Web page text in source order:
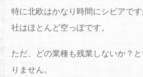
特に北欧はかなり時間にシビアで
社はほとんど空っぽです。
ただ、どの業種も残業しないか？
りません。